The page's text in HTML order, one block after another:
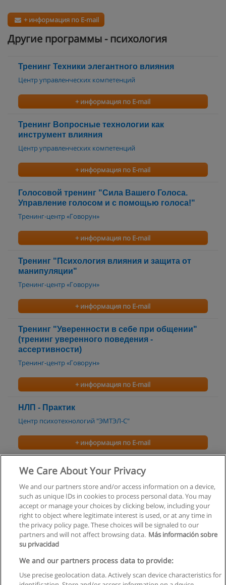
+ информация по E-mail
Другие программы - психология
Тренинг Техники элегантного влияния
Центр управленческих компетенций
+ информация по E-mail
Тренинг Вопросные технологии как
инструмент влияния
Центр управленческих компетенций
+ информация по E-mail
Голосовой тренинг "Сила Вашего Голоса.
Управление голосом и с помощью голоса!"
Тренинг-центр «Говорун»
+ информация по E-mail
Тренинг "Психология влияния и защита от
манипуляции"
Тренинг-центр «Говорун»
+ информация по E-mail
Тренинг "Уверенности в себе при общении"
(тренинг уверенного поведения -
ассертивности)
Тренинг-центр «Говорун»
+ информация по E-mail
НЛП - Практик
Центр психотехнологий "ЭМТЭЛ-С"
+ информация по E-mail
НЛП - Мастер
+ информация по E-mail
Правила пользования
Конфиденциальность информации
We Care About Your Privacy
We and our partners store and/or access information on a device,
such as unique IDs in cookies to process personal data. You may
accept or manage your choices by clicking below, including your
right to object where legitimate interest is used, or at any time in
the privacy policy page. These choices will be signaled to our
partners and will not affect browsing data. Más información sobre
su privacidad
We and our partners process data to provide:
Use precise geolocation data. Actively scan device characteristics for